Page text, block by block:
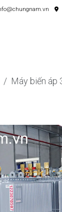
Máy biến áp